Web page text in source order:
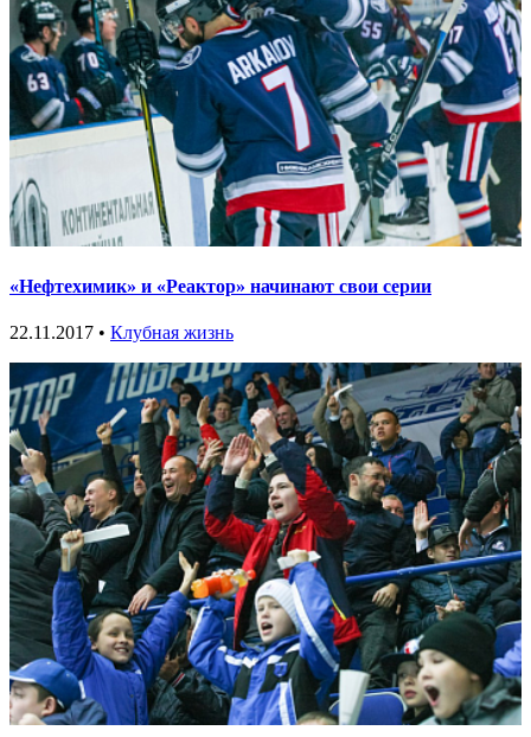
«Нефтехимик» и «Реактор» начинают свои серии
22.11.2017 • Клубная жизнь